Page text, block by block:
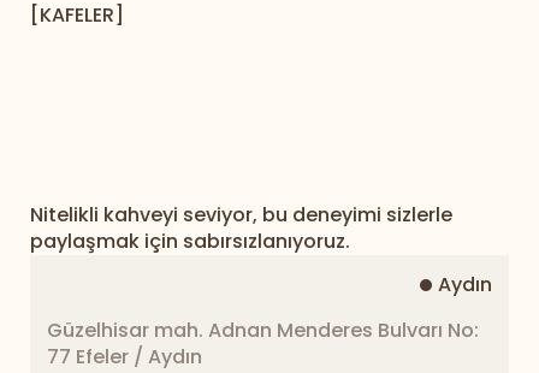
[KAFELER]
Nitelikli kahveyi seviyor, bu deneyimi sizlerle
paylaşmak için sabırsızlanıyoruz.
Aydın
Güzelhisar mah. Adnan Menderes Bulvarı No:
77 Efeler / Aydın